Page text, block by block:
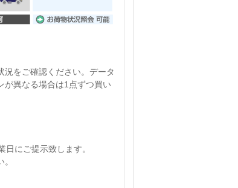
をご確認ください。 データ
が異なる場合は1点ずつ買い
日にご提示致します。